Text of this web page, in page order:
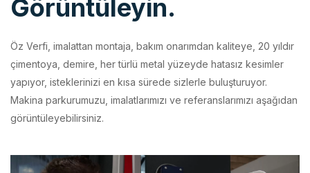
Öz Verfi, imalattan montaja, bakım onarımdan kaliteye, 20 yıldır
yapıyor, isteklerinizi en kısa sürede sizlerle buluşturuyor.
Makina parkurumuzu, imalatlarımızı ve referanslarımızı aşağıdan
görüntüleyebilirsiniz.